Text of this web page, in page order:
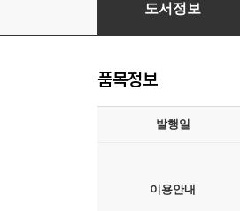
도서정보
품목정보
발행일
이용안내